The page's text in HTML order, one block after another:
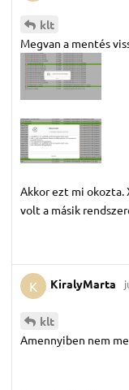
klt
Megvan a mentés
Akkor ezt mi okozta.
volt a másik
K KiralyMarta
klt
Amennyiben nem